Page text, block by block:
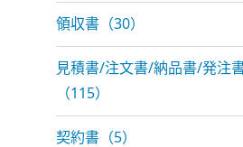
領収書（30）
見積書/注文書/納品書/発注
（115）
契約書（5）